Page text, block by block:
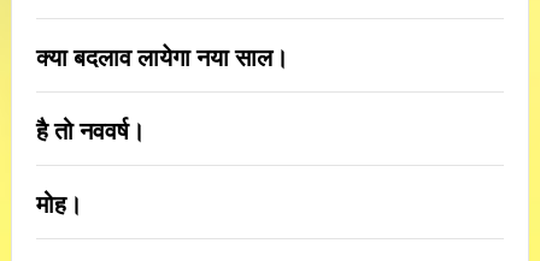
क्या बदलाव लायेगा नया साल।
है तो नववर्ष।
मोह।